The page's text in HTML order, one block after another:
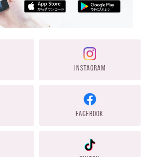
INSTAGRAM
FACEBOOK